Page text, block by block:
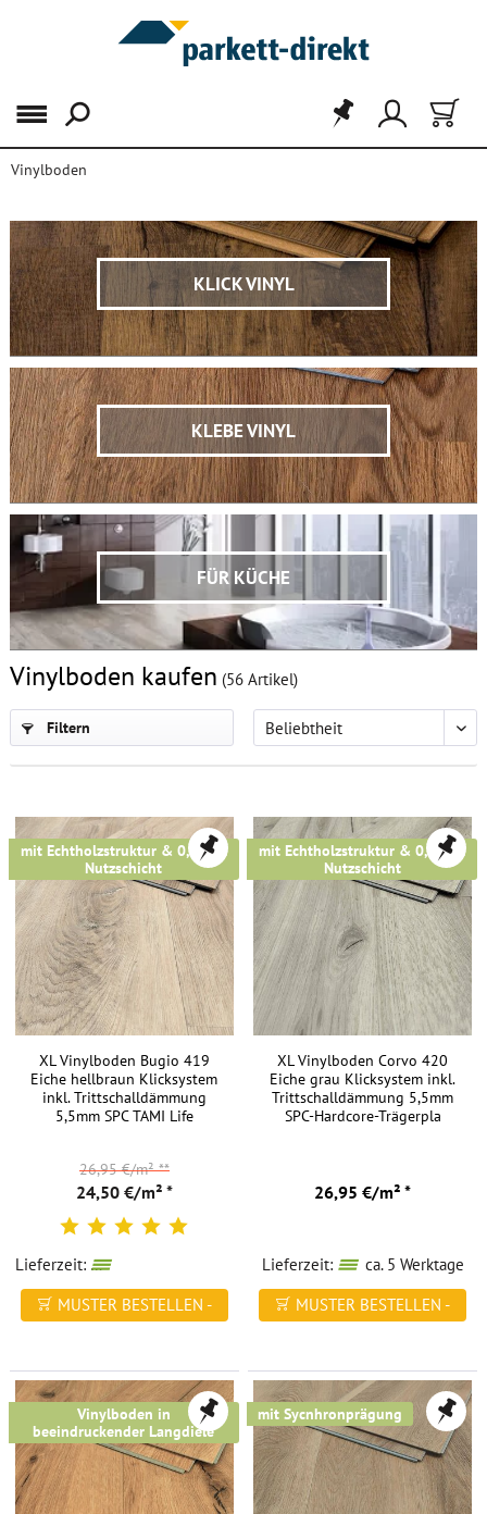
Menü
Vinylboden
FILTER
KLICK VINYL
FÜR KÜCHE
KLEBE VINYL
Vinylboden kaufen (56 Artikel)
Filtern
mit Echtholzstruktur & 0,5 mm
Nutzschicht
XL Vinylboden Bugio 419
Eiche hellbraun Klicksystem
inkl. Trittschalldämmung
5,5mm SPC TAMI Life
24,50 €/m² *
26,95 €/m²**
Lieferzeit:
wieder verfügbar in ca. 84 Werktagen
MUSTER BESTELLEN -
mit Echtholzstruktur & 0,5 mm
Nutzschicht
XL Vinylboden Corvo 420
Eiche grau Klicksystem inkl.
Trittschalldämmung 5,5mm
SPC-Hardcore-Trägerpla
26,95 €/m² *
Lieferzeit:
ca. 5 Werktage
MUSTER BESTELLEN -
Vinylboden in
beeindruckender Langdiele
mit Sycnhronprägung